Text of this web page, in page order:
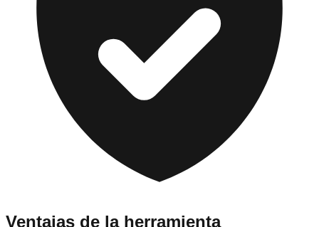
Ventajas de la herramienta